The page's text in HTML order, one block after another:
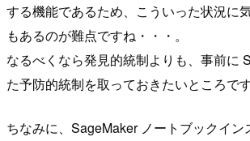
する機能であるため、こういった状況に
もあるのが難点ですね・・・。
なるべくなら発見的統制よりも、事前に
た予防的統制を取っておきたいところです
ちなみに、SageMaker ノートブックイン